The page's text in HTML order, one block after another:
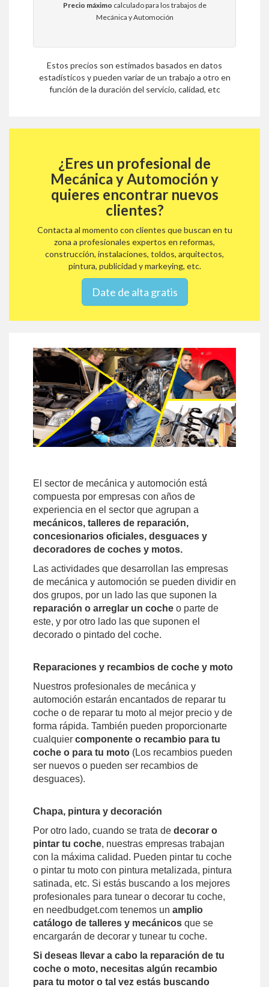
Precio máximo calculado para los trabajos de
Mecánica y Automoción
Estos precios son estimados basados en datos
estadísticos y pueden variar de un trabajo a otro en
función de la duración del servicio, calidad, etc
¿Eres un profesional de
Mecánica y Automoción y
quieres encontrar nuevos
clientes?
Contacta al momento con clientes que buscan en tu
zona a profesionales expertos en reformas,
construcción, instalaciones, toldos, arquitectos,
pintura, publicidad y markeying, etc.
Date de alta gratis
El sector de mecánica y automoción está
compuesta por empresas con años de
experiencia en el sector que agrupan a
mecánicos, talleres de reparación,
concesionarios oficiales, desguaces y
decoradores de coches y motos.
Las actividades que desarrollan las empresas
de mecánica y automoción se pueden dividir en
dos grupos, por un lado las que suponen la
reparación o arreglar un coche o parte de
este, y por otro lado las que suponen el
decorado o pintado del coche.
Reparaciones y recambios de coche y moto
Nuestros profesionales de mecánica y
automoción estarán encantados de reparar tu
coche o de reparar tu moto al mejor precio y de
forma rápida. También pueden proporcionarte
cualquier componente o recambio para tu
coche o para tu moto (Los recambios pueden
ser nuevos o pueden ser recambios de
desguaces).
Chapa, pintura y decoración
Por otro lado, cuando se trata de decorar o
pintar tu coche, nuestras empresas trabajan
con la máxima calidad. Pueden pintar tu coche
o pintar tu moto con pintura metalizada, pintura
satinada, etc. Si estás buscando a los mejores
profesionales para tunear o decorar tu coche,
en needbudget.com tenemos un amplio
catálogo de talleres y mecánicos que se
encargarán de decorar y tunear tu coche.
Si deseas llevar a cabo la reparación de tu
coche o moto, necesitas algún recambio
para tu motor o tal vez estás buscando